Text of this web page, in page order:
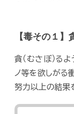
【毒その１】
貪（むさぼ）る
ノ等を欲しがる
努力以上の結果